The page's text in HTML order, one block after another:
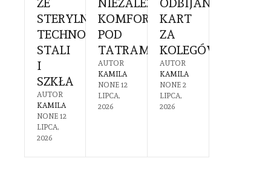
ZE
STERYLNĄ
TECHNOLOGIĄ
STALI
I
SZKŁA
AUTOR
KAMILA
NONE 12
LIPCA,
2026
NIEZALEŻNY
KOMFORT
POD
TATRAMI
AUTOR
KAMILA
NONE 12
LIPCA,
2026
ODBIJANIEM
KART
ZA
KOLEGÓW?
AUTOR
KAMILA
NONE 2
LIPCA,
2026